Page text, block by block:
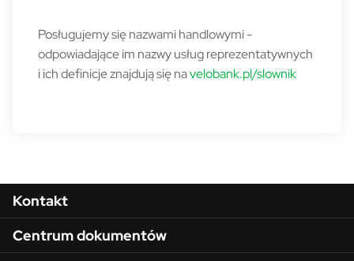
Posługujemy się nazwami handlowymi -
odpowiadające im nazwy usług reprezentatywnych
i ich definicje znajdują się navelobank.pl/slownik
Menu w stopce
Kontakt
Centrum dokumentów